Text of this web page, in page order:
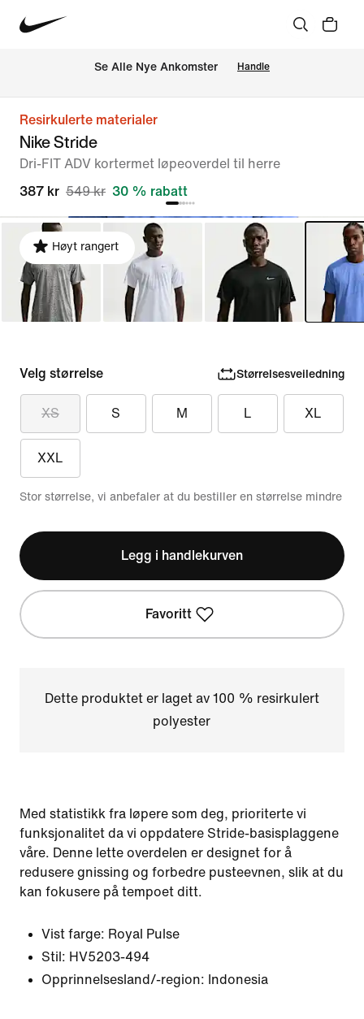
Se Alle Nye Ankomster Handle
Resirkulerte materialer
Nike Stride
Dri-FIT ADV kortermet løpeoverdel til herre
387 kr 549 kr 30 % rabatt
Høyt rangert
Velg størrelse Størrelsesveiledning
XS S M L XL
XXL
Stor størrelse, vi anbefaler at du bestiller en størrelse mindre
Legg i handlekurven
Favoritt
Dette produktet er laget av 100 % resirkulert
polyester
Med statistikk fra løpere som deg, prioriterte vi
funksjonalitet da vi oppdatere Stride-basisplaggene
våre. Denne lette overdelen er designet for å
redusere gnissing og forbedre pusteevnen, slik at du
kan fokusere på tempoet ditt.
Vist farge: Royal Pulse
Stil: HV5203-494
Opprinnelsesland/-region: Indonesia